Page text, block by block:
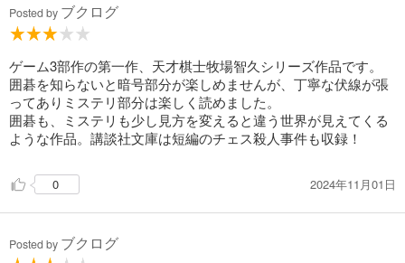
Posted by ブクログ
ゲーム3部作の第一作、天才棋士牧場智久シリーズ作品です。
囲碁を知らないと暗号部分が楽しめませんが、丁寧な伏線が張
ってありミステリ部分は楽しく読めました。
囲碁も、ミステリも少し見方を変えると違う世界が見えてくる
ような作品。講談社文庫は短編のチェス殺人事件も収録！
0 2024年11月01日
Posted by ブクログ